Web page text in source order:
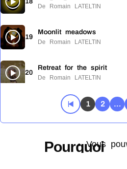
De Romain LATELTIN
19
Moonlit meadows
De Romain LATELTIN
20
Retreat for the spirit
De Romain LATELTIN
Aretha and benny
De Romain LATELTIN
De Eric RICHARTE
1 2 ...
Pourquoi
Vous